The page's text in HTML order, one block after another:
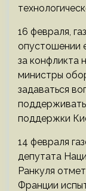
16 февраля,
опустошении
за конфликта
министры
задаваться
поддержки
14 февраля
депутата
Ранкуля
Франции